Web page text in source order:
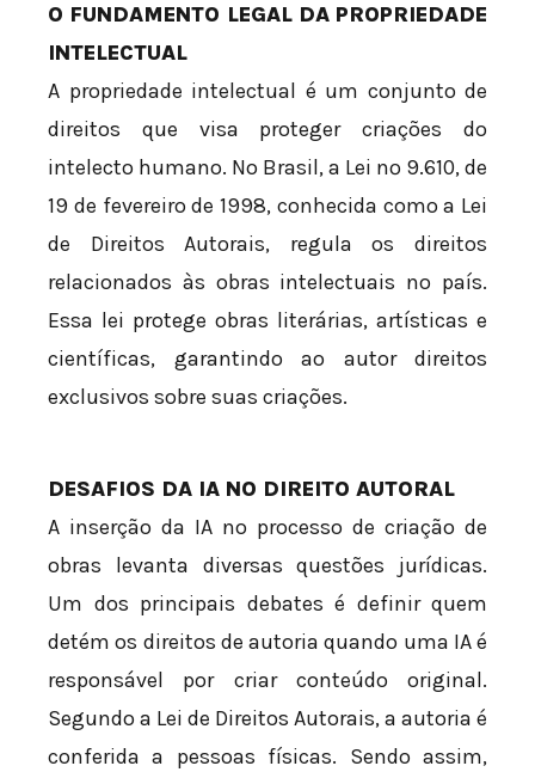
O FUNDAMENTO LEGAL DA PROPRIEDADE
INTELECTUAL
A propriedade intelectual é um conjunto de
direitos que visa proteger criações do
intelecto humano. No Brasil, a Lei nº 9.610, de
19 de fevereiro de 1998, conhecida como a Lei
de Direitos Autorais, regula os direitos
relacionados às obras intelectuais no país.
Essa lei protege obras literárias, artísticas e
científicas, garantindo ao autor direitos
exclusivos sobre suas criações.
DESAFIOS DA IA NO DIREITO AUTORAL
A inserção da IA no processo de criação de
obras levanta diversas questões jurídicas.
Um dos principais debates é definir quem
detém os direitos de autoria quando uma IA é
responsável por criar conteúdo original.
Segundo a Lei de Direitos Autorais, a autoria é
conferida a pessoas físicas. Sendo assim,